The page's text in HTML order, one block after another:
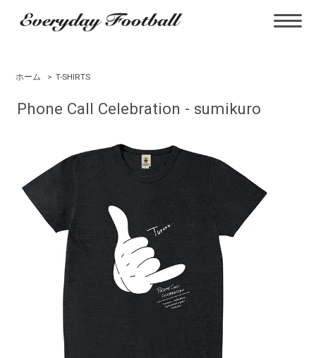
ホーム > T-SHIRTS
Phone Call Celebration - sumikuro